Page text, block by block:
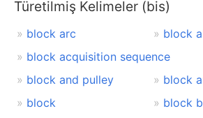
Türetilmiş Kelimeler (bis)
block arc
block
block acquisition sequence
block and pulley
block
block
block